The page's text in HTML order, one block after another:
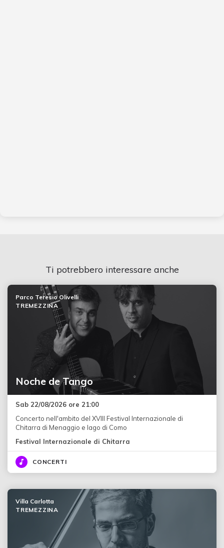
Ti potrebbero interessare anche
Noche de Tango
Parco Teresio Olivelli
TREMEZZINA
Sab 22/08/2026 ore 21:00
Concerto nell'ambito del XVIII Festival Internazionale di
Chitarra di Menaggio e lago di Como
Festival Internazionale di Chitarra
CONCERTI
Villa Carlotta
TREMEZZINA